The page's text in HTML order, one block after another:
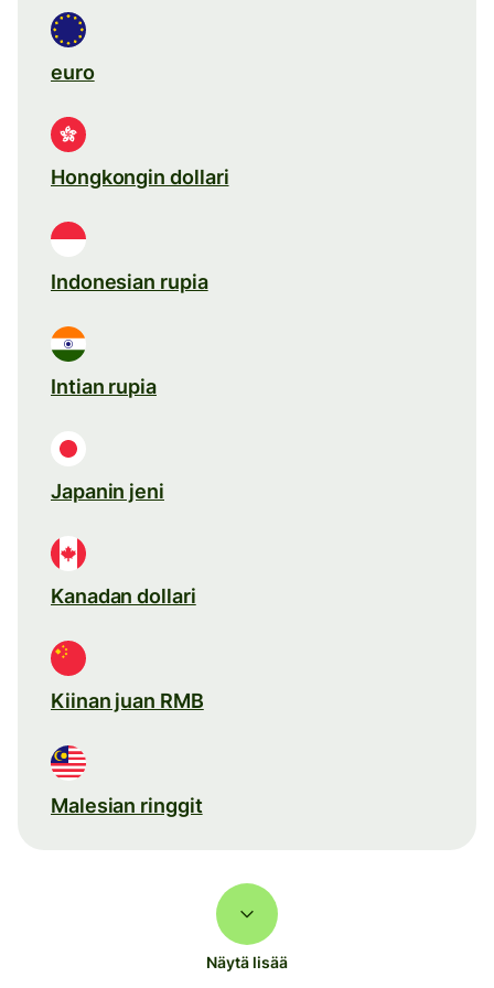
euro
Hongkongin dollari
Indonesian rupia
Intian rupia
Japanin jeni
Kanadan dollari
Kiinan juan RMB
Malesian ringgit
Näytä lisää